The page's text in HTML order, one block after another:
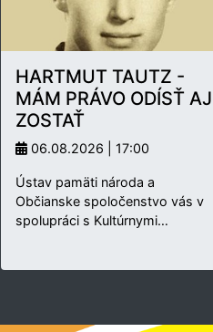
HARTMUT TAUTZ -
MÁM PRÁVO ODÍSŤ AJ
ZOSTAŤ
06.08.2026 | 17:00
Ústav pamäti národa a
Občianske spoločenstvo vás v
spolupráci s Kultúrnymi…